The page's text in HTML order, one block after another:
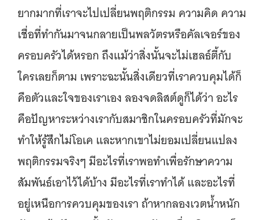
ยากมากที่เราจะไปเปลี่ยนพฤติกรรม ความคิด ความ
เชื่อที่ทำกันมาจนกลายเป็นพลวัตรหรือคัลเจอร์ของ
ครอบครัวได้หรอก ถึงแม้ว่าสิ่งนั้นจะไม่เฮลธ์ตี้กับ
ใครเลยก็ตาม เพราะฉะนั้นสิ่งเดียวที่เราควบคุมได้ก็
คือตัวและใจของเราเอง ลองจดลิสต์ดูก็ได้ว่า อะไร
คือปัญหาระหว่างเรากับสมาชิกในครอบครัวที่มักจะ
ทำให้รู้สึกไม่โอเค และหากเขาไม่ยอมเปลี่ยนแปลง
พฤติกรรมจริงๆ มีอะไรที่เราพอทำเพื่อรักษาความ
สัมพันธ์เอาไว้ได้บ้าง มีอะไรที่เราทำได้ และอะไรที่
อยู่เหนือการควบคุมของเรา ถ้าหากลองเวตน้ำหนัก